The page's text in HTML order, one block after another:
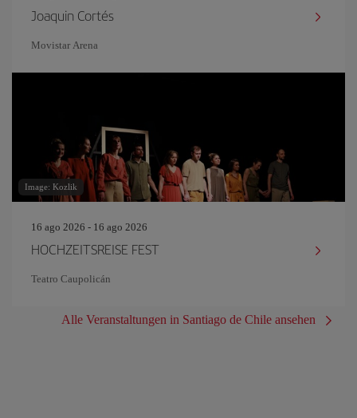
Joaquin Cortés
Movistar Arena
Image: Kozlik
16 ago 2026 - 16 ago 2026
HOCHZEITSREISE FEST
Teatro Caupolicán
Alle Veranstaltungen in Santiago de Chile ansehen